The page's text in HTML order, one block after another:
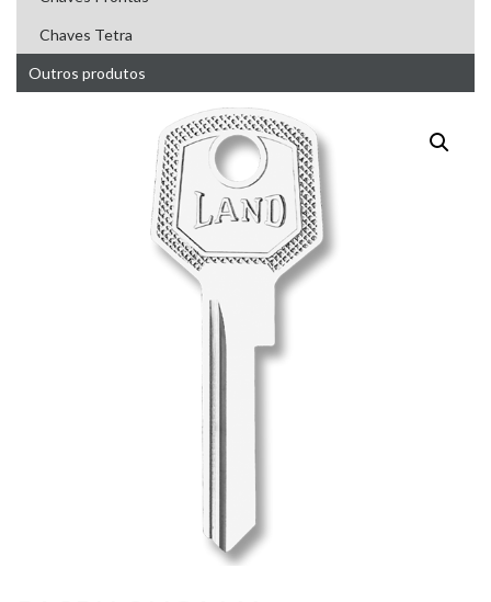
Chaves Tetra
Outros produtos